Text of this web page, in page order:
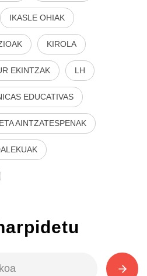
IKASLE OHIAK
KIROLA
EKINTZAK LH
EDUCATIVAS
AINTZATESPENAK